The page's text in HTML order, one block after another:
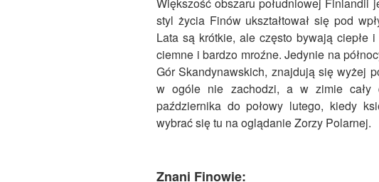
styl życia Finów ukształtował się pod
Lata są krótkie, ale często bywają ciepłe
ciemne i bardzo mroźne. Jedynie na
Gór Skandynawskich, znajdują się wyżej
w ogóle nie zachodzi, a w zimie
października do połowy lutego, kiedy
wybrać się tu na oglądanie Zorzy Polarnej.
Znani Finowie: